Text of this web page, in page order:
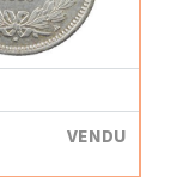
VENDU